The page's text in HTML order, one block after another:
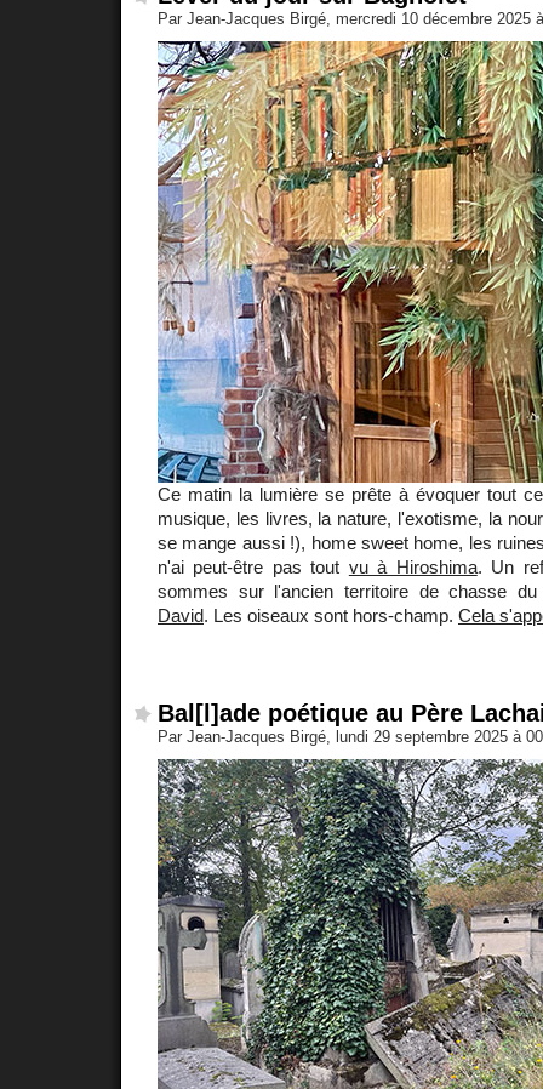
Par Jean-Jacques Birgé, mercredi 10 décembre 2025
Ce matin la lumière se prête à évoquer tout
musique, les livres, la nature, l'exotisme, la
se mange aussi !), home sweet home, les
n'ai peut-être pas tout vu à Hiroshima. Un
sommes sur l'ancien territoire de chasse
David. Les oiseaux sont hors-champ. Cela
Bal[l]ade poétique au Père
Par Jean-Jacques Birgé, lundi 29 septembre 2025 à